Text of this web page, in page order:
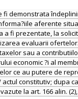
demonstrata
aferente
a fi prezentate, la
evaluarii
sau a
economic ?i al
ce au putere de
actul constitutiv; dupa
la art. 166 alin.